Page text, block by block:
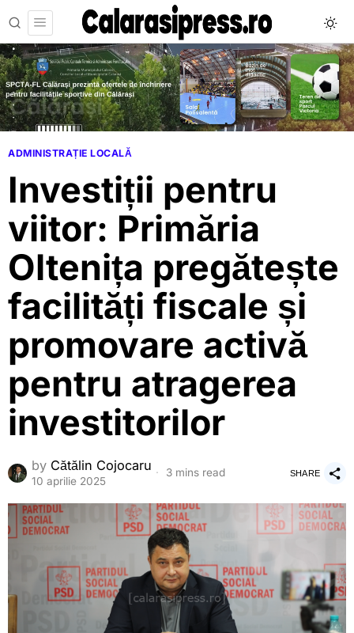
ADMINISTRAȚIE LOCALĂ
Investiții pentru
viitor: Primăria
Oltenița pregătește
facilități fiscale și
promovare activă
pentru atragerea
investitorilor
by Cătălin Cojocaru
10 aprilie 2025
3 mins read SHARE